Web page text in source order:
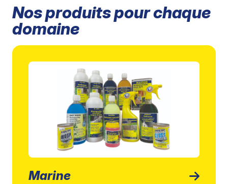
Nos produits pour chaque
domaine
Marine